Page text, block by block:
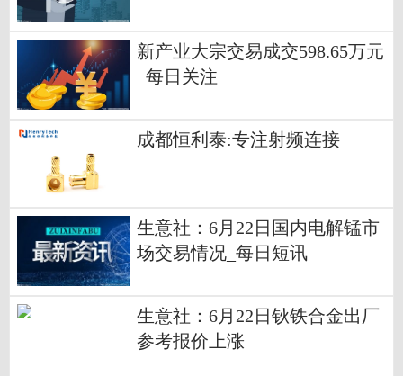
新产业大宗交易成交598.65万元
_每日关注
成都恒利泰:专注射频连接
生意社：6月22日国内电解锰市
场交易情况_每日短讯
生意社：6月22日钬铁合金出厂
参考报价上涨